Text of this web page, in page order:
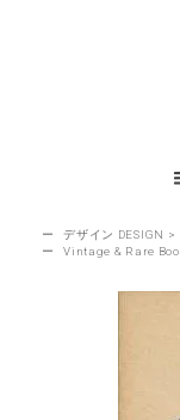
ー デザイン DESIGN >
ー
Vintage & Rare